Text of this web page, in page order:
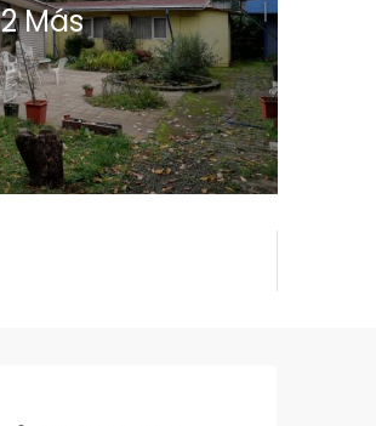
2 Más